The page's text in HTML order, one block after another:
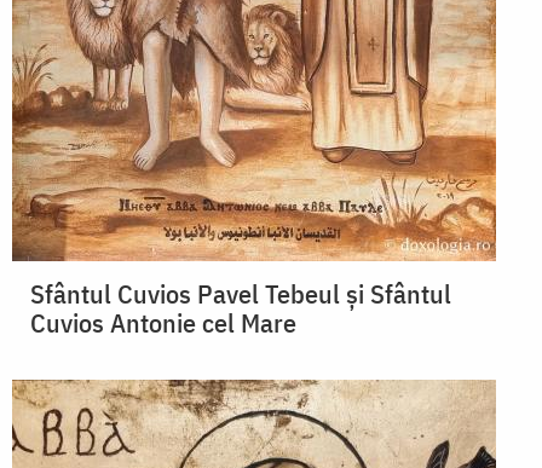
Sfântul Cuvios Pavel Tebeul și Sfântul
Cuvios Antonie cel Mare